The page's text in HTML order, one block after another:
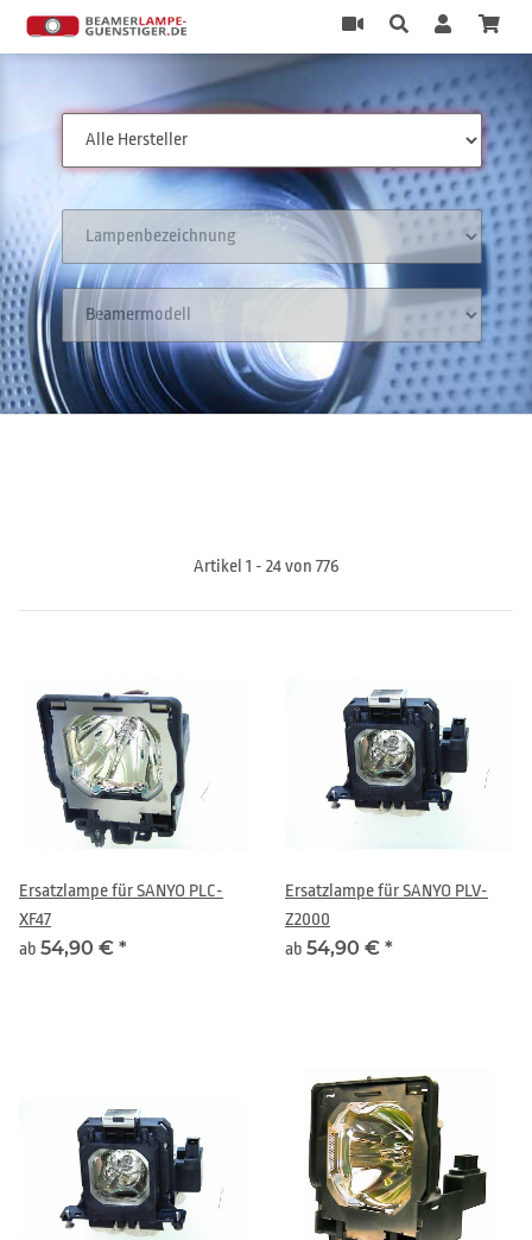
Artikel 1 - 24 von 776
Ersatzlampe für SANYO PLC-
XF47
ab 54,90 € *
Ersatzlampe für SANYO PLV-
Z2000
ab 54,90 € *